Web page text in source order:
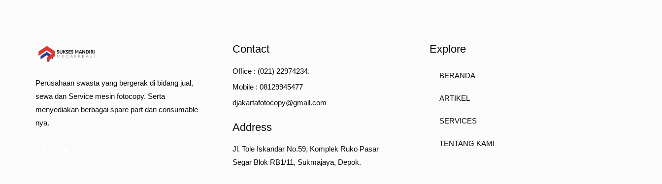
Perusahaan swasta yang bergerak di bidang jual,
sewa dan Service mesin fotocopy. Serta
menyediakan berbagai spare part dan consumable
nya.
Contact
Office : (021) 22974234.
Mobile : 08129945477
djakartafotocopy@gmail.com
Address
Jl. Tole Iskandar No.59, Komplek Ruko Pasar
Segar Blok RB1/11, Sukmajaya, Depok.
Explore
BERANDA
ARTIKEL
SERVICES
TENTANG KAMI